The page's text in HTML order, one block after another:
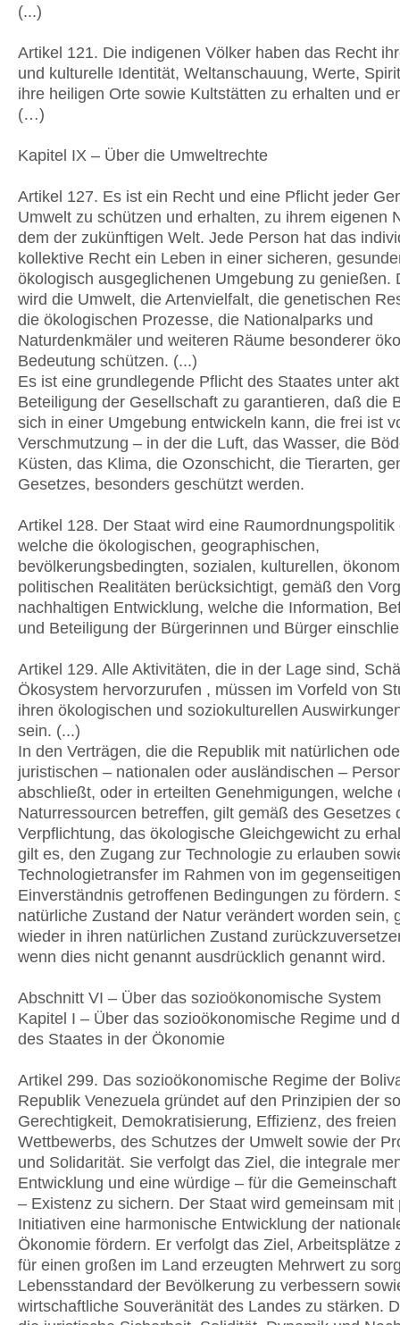
(...)
Artikel 121. Die indigenen Völker haben das Recht
und kulturelle Identität, Weltanschauung, Werte,
ihre heiligen Orte sowie Kultstätten zu erhalten und
(…)
Kapitel IX – Über die Umweltrechte
Artikel 127. Es ist ein Recht und eine Pflicht jeder
Umwelt zu schützen und erhalten, zu ihrem eigenen
dem der zukünftigen Welt. Jede Person hat das
kollektive Recht ein Leben in einer sicheren,
ökologisch ausgeglichenen Umgebung zu genießen.
wird die Umwelt, die Artenvielfalt, die genetischen
die ökologischen Prozesse, die Nationalparks und
Naturdenkmäler und weiteren Räume besonderer
Bedeutung schützen. (...)
Es ist eine grundlegende Pflicht des Staates unter
Beteiligung der Gesellschaft zu garantieren, daß die
sich in einer Umgebung entwickeln kann, die frei ist
Verschmutzung – in der die Luft, das Wasser, die
Küsten, das Klima, die Ozonschicht, die Tierarten,
Gesetzes, besonders geschützt werden.
Artikel 128. Der Staat wird eine Raumordnungspolitik
welche die ökologischen, geographischen,
bevölkerungsbedingten, sozialen, kulturellen,
politischen Realitäten berücksichtigt, gemäß den
nachhaltigen Entwicklung, welche die Information,
und Beteiligung der Bürgerinnen und Bürger
Artikel 129. Alle Aktivitäten, die in der Lage sind,
Ökosystem hervorzurufen , müssen im Vorfeld von
ihren ökologischen und soziokulturellen
sein. (...)
In den Verträgen, die die Republik mit natürlichen
juristischen – nationalen oder ausländischen –
abschließt, oder in erteilten Genehmigungen, welche
Naturressourcen betreffen, gilt gemäß des Gesetzes
Verpflichtung, das ökologische Gleichgewicht zu
gilt es, den Zugang zur Technologie zu erlauben
Technologietransfer im Rahmen von im gegenseitigen
Einverständnis getroffenen Bedingungen zu fördern.
natürliche Zustand der Natur verändert worden sein,
wieder in ihren natürlichen Zustand
wenn dies nicht genannt ausdrücklich genannt wird.
Abschnitt VI – Über das sozioökonomische System
Kapitel I – Über das sozioökonomische Regime und
des Staates in der Ökonomie
Artikel 299. Das sozioökonomische Regime der
Republik Venezuela gründet auf den Prinzipien der
Gerechtigkeit, Demokratisierung, Effizienz, des freien
Wettbewerbs, des Schutzes der Umwelt sowie der
und Solidarität. Sie verfolgt das Ziel, die integrale
Entwicklung und eine würdige – für die
– Existenz zu sichern. Der Staat wird gemeinsam mit
Initiativen eine harmonische Entwicklung der
Ökonomie fördern. Er verfolgt das Ziel, Arbeitsplätze
für einen großen im Land erzeugten Mehrwert zu
Lebensstandard der Bevölkerung zu verbessern
wirtschaftliche Souveränität des Landes zu stärken.